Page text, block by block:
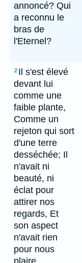
annoncé? Qui
a reconnu le
bras de
l'Eternel?
2 Il s'est élevé
devant lui
comme une
faible plante,
Comme un
rejeton qui sort
d'une terre
desséchée; Il
n'avait ni
beauté, ni
éclat pour
attirer nos
regards, Et
son aspect
n'avait rien
pour nous
plaire.